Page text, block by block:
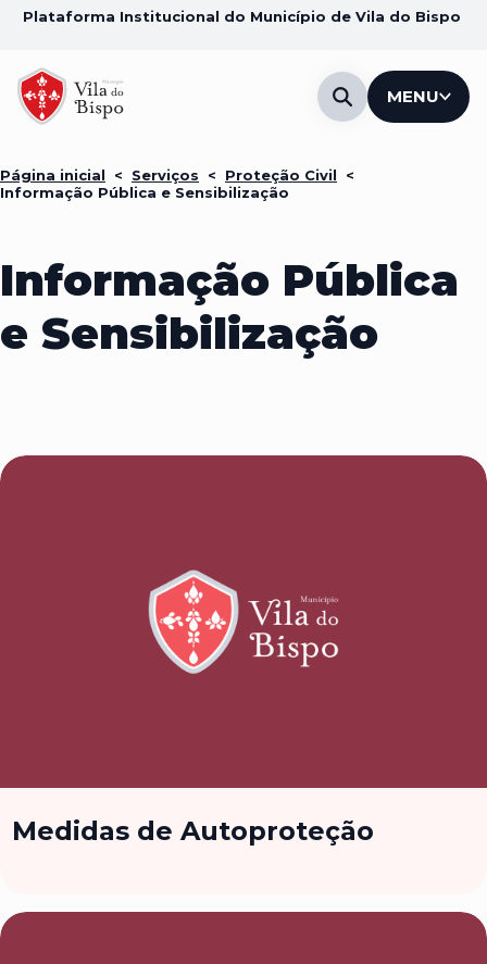
Plataforma Institucional do Município de Vila do Bispo
MENU
Página inicial < Serviços < Proteção Civil <
Informação Pública e Sensibilização
Informação Pública
e Sensibilização
Medidas de Autoproteção